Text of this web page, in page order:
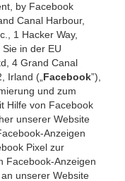
by Facebook
Canal Harbour,
1 Hacker Way,
in der EU
4 Grand Canal
Irland („ Facebook”),
und zum
Hilfe von Facebook
unserer Website
Anzeigen
Pixel zur
Facebook-Anzeigen
unserer Website